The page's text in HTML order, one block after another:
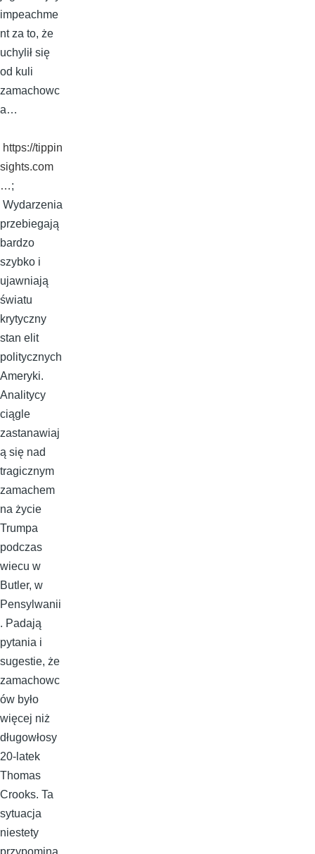
impeachme
nt za to, że
uchylił się
od kuli
zamachowc
a…
https://tippin
sights.com
…;
Wydarzenia
przebiegają
bardzo
szybko i
ujawniają
światu
krytyczny
stan elit
politycznych
Ameryki.
Analitycy
ciągle
zastanawiaj
ą się nad
tragicznym
zamachem
na życie
Trumpa
podczas
wiecu w
Butler, w
Pensylwanii
. Padają
pytania i
sugestie, że
zamachowc
ów było
więcej niż
długowłosy
20-latek
Thomas
Crooks. Ta
sytuacja
niestety